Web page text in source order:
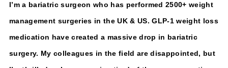
I’m a bariatric surgeon who has performed 2500+ weight
management surgeries in the UK & US. GLP-1 weight loss
medication have created a massive drop in bariatric
surgery. My colleagues in the field are disappointed, but